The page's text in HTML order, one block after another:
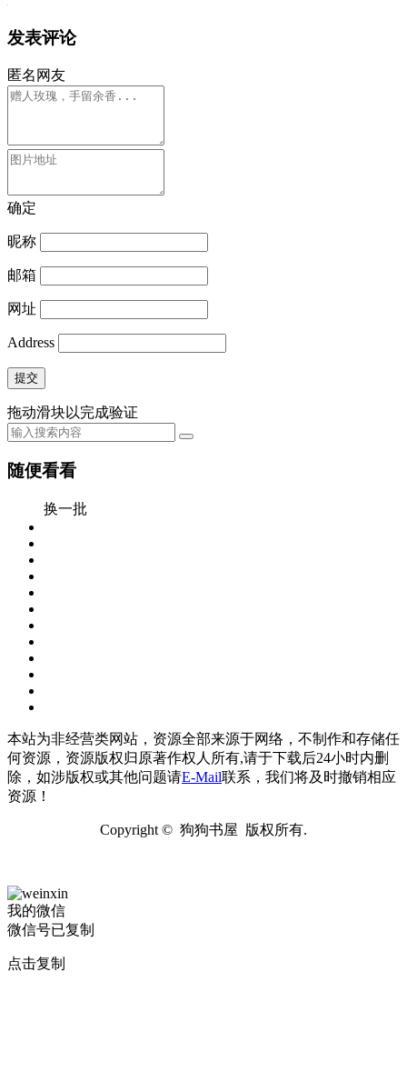
发表评论
匿名网友
确定
昵称
邮箱
网址
Address
提交
拖动滑块以完成验证
随便看看
换一批
本站为非经营类网站，资源全部来源于网络，不制作和存储任
何资源，资源版权归原著作权人所有,请于下载后24小时内删
除，如涉版权或其他问题请E-Mail联系，我们将及时撤销相应
资源！
Copyright © 狗狗书屋 版权所有.
我的微信
微信号已复制
点击复制